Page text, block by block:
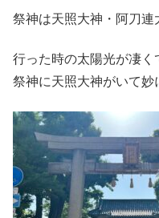
祭神は天照大神・阿刀連
行った時の太陽光が凄く
祭神に天照大神がいて妙